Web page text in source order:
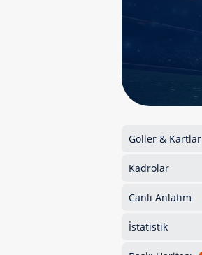
Goller & Kartlar
Kadrolar
Canlı Anlatım
İstatistik